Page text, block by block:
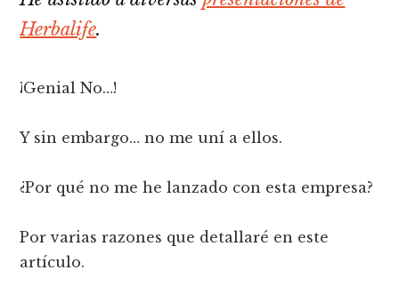
Herbalife.
¡Genial No…!
Y sin embargo… no me uní a ellos.
¿Por qué no me he lanzado con esta empresa?
Por varias razones que detallaré en este
artículo.